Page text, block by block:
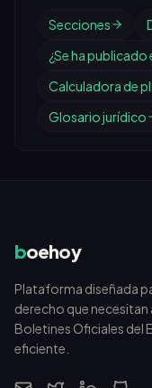
Secciones
¿Se ha publicado
Calculadora de
Glosario jurídico
boehoy
Plataforma diseñada
derecho que
Boletines Oficiales del
eficiente.